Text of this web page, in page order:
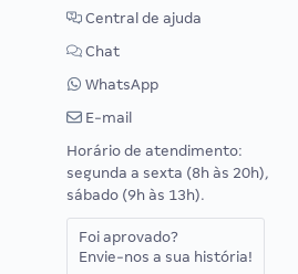
Central de ajuda
Chat
WhatsApp
E-mail
Horário de atendimento:
segunda a sexta (8h às 20h),
sábado (9h às 13h).
Foi aprovado?
Envie-nos a sua história!